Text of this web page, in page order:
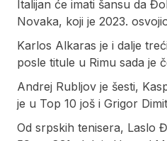
Italijan će imati šansu da
Novaka, koji je 2023.
Karlos Alkaras je i dalje
posle titule u Rimu sada je
Andrej Rubljov je šesti,
je u Top 10 još i Grigor
Od srpskih tenisera, Laslo